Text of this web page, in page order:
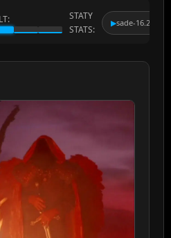
STATY
STATS:
▶sade-16.24